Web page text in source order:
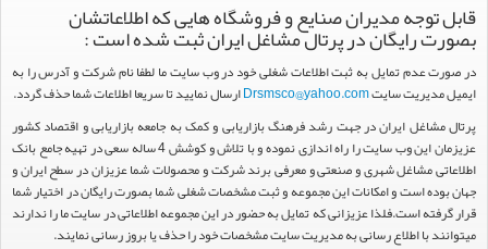
قابل توجه مدیران صنایع و فروشگاه هایی که اطلاعاتشان
بصورت رایگان در پرتال مشاغل ایران ثبت شده است :
در صورت عدم تمایل به ثبت اطلاعات شغلی خود در وب سایت ما لطفا نام شرکت و آدرس را به
ایمیل مدیریت سایتDrsmsco@yahoo.comارسال نمایید تا سریعا اطلاعات شما حذف گردد.
پرتال مشاغل ایران در جهت رشد فرهنگ بازاریابی و کمک به جامعه بازاریابی و اقتصاد کشور
عزیزمان این وب سایت را راه اندازی نموده و با تلاش و کوشش 4 ساله سعی در تهیه جامع بانک
اطلاعاتی مشاغل شهری و صنعتی و معرفی برند شرکت و محصولات شما عزیزان در سطح ایران و
جهان بوده است و امکانات این مجموعه و ثبت مشخصات شغلی شما بصورت رایگان در اختیار شما
قرار گرفته است.فلذا عزیزانی که تمایل به حضور در این مجموعه اطلاعاتی در سایت ما را ندارند
میتوانند با اطلاع رسانی به مدیریت سایت مشخصات خود را حذف یا بروز رسانی نمایند.